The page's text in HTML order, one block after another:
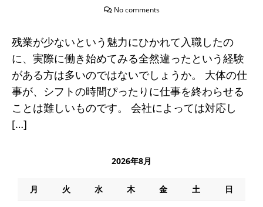
No comments
残業が少ないという魅力にひかれて入職したの
に、実際に働き始めてみる全然違ったという経験
がある方は多いのではないでしょうか。 大体の仕
事が、シフトの時間ぴったりに仕事を終わらせる
ことは難しいものです。 会社によっては対応し
[…]
2026年8月
月 火 水 木 金 土 日